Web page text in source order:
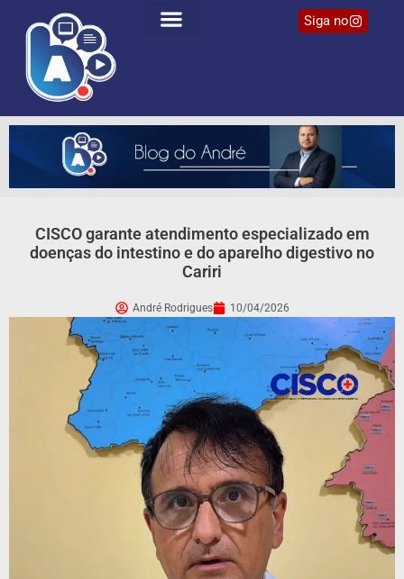
Siga no
CISCO garante atendimento especializado em
doenças do intestino e do aparelho digestivo no
Cariri
André Rodrigues 10/04/2026